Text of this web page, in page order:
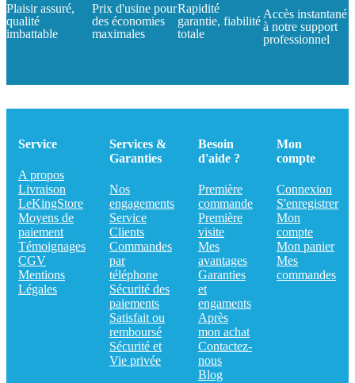
Plaisir assuré,
qualité
imbattable
Prix d'usine pour
des économies
maximales
Rapidité
garantie, fiabilité
totale
Accès instantané
à notre support
professionnel
Service
A propos
Livraison
LeKingStore
Moyens de
paiement
Témoignages
CGV
Mentions
Légales
Services &
Garanties
Nos
engagements
Service
Clients
Commandes
par
téléphone
Sécurité des
paiements
Satisfait ou
remboursé
Sécurité et
Vie privée
Besoin
d'aide ?
Première
commande
Première
visite
Mes
avantages
Garanties
et
engaments
Après
mon achat
Contactez-
nous
Blog
Mon
compte
Connexion
S'enregistrer
Mon
compte
Mon panier
Mes
commandes